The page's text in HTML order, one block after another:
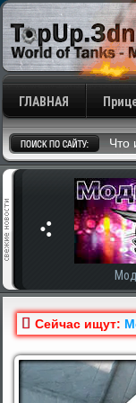
ГЛАВНАЯ
Сейчас ищут: